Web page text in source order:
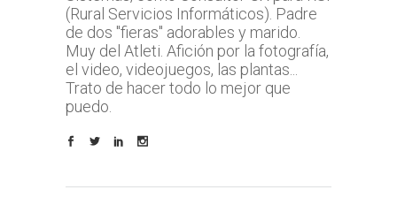
(Rural Servicios Informáticos). Padre
de dos "fieras" adorables y marido.
Muy del Atleti. Afición por la fotografía,
el video, videojuegos, las plantas...
Trato de hacer todo lo mejor que
puedo.